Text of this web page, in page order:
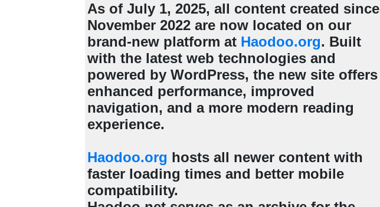
As of July 1, 2025, all content created since
November 2022 are now located on our
brand-new platform at Haodoo.org. Built
with the latest web technologies and
powered by WordPress, the new site offers
enhanced performance, improved
navigation, and a more modern reading
experience.
Haodoo.org hosts all newer content with
faster loading times and better mobile
compatibility.